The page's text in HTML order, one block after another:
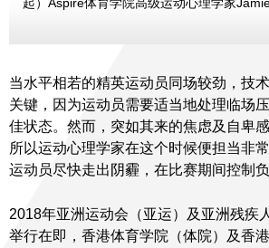
当水平相若的精英运动员同场较劲，技
关键，因为运动员需要适当地处理临场
佳状态。然而，突如其来的焦虑及自卑
所以运动心理学家在这个时候便担当非
运动员尽快走出阴霾，在比赛期间控制负
2018年亚洲运动会（亚运）及亚洲残疾
举行在即，香港体育学院（体院）及​香